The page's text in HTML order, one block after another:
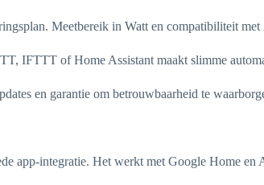
Meetbereik in Watt en compatibiliteit
IFTTT of Home Assistant maakt slimme
en garantie om betrouwbaarheid te
app-integratie. Het werkt met Google Home